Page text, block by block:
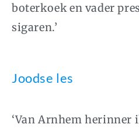
boterkoek en vader
sigaren.’
Joodse les
‘Van Arnhem herinner